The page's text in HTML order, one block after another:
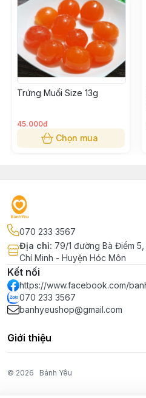
Trứng Muối Size 13g
45.000đ
Chọn mua
070 233 3567
Địa chỉ: 79/1 đường Bà Điểm
Chí Minh - Huyện Hóc Môn
Kết nối
https://www.facebook.com/
070 233 3567
banhyeushop@gmail.com
Giới thiệu
© 2026 Bánh Yêu